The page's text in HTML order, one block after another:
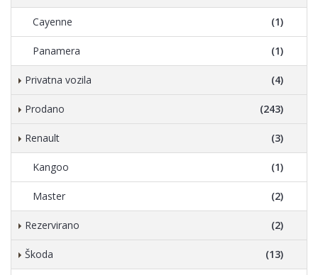
Cayenne (1)
Panamera (1)
Privatna vozila (4)
Prodano (243)
Renault (3)
Kangoo (1)
Master (2)
Rezervirano (2)
Škoda (13)